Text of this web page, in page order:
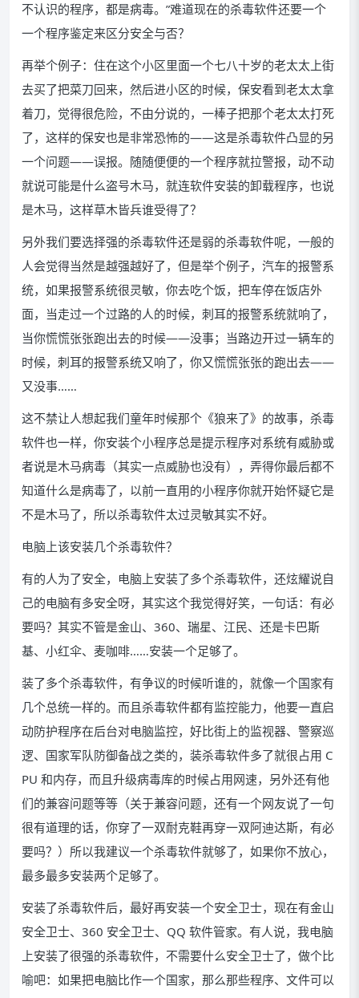
不认识的程序，都是病毒。”难道现在的杀毒软件还要一个
一个程序鉴定来区分安全与否？
再举个例子：住在这个小区里面一个七八十岁的老太太上街
去买了把菜刀回来，然后进小区的时候，保安看到老太太拿
着刀，觉得很危险，不由分说的，一棒子把那个老太太打死
了，这样的保安也是非常恐怖的——这是杀毒软件凸显的另
一个问题——误报。随随便便的一个程序就拉警报，动不动
就说可能是什么盗号木马，就连软件安装的卸载程序，也说
是木马，这样草木皆兵谁受得了？
另外我们要选择强的杀毒软件还是弱的杀毒软件呢，一般的
人会觉得当然是越强越好了，但是举个例子，汽车的报警系
统，如果报警系统很灵敏，你去吃个饭，把车停在饭店外
面，当走过一个过路的人的时候，刺耳的报警系统就响了，
当你慌慌张张跑出去的时候——没事；当路边开过一辆车的
时候，刺耳的报警系统又响了，你又慌慌张张的跑出去——
又没事……
这不禁让人想起我们童年时候那个《狼来了》的故事，杀毒
软件也一样，你安装个小程序总是提示程序对系统有威胁或
者说是木马病毒（其实一点威胁也没有），弄得你最后都不
知道什么是病毒了，以前一直用的小程序你就开始怀疑它是
不是木马了，所以杀毒软件太过灵敏其实不好。
电脑上该安装几个杀毒软件？
有的人为了安全，电脑上安装了多个杀毒软件，还炫耀说自
己的电脑有多安全呀，其实这个我觉得好笑，一句话：有必
要吗？其实不管是金山、360、瑞星、江民、还是卡巴斯
基、小红伞、麦咖啡……安装一个足够了。
装了多个杀毒软件，有争议的时候听谁的，就像一个国家有
几个总统一样的。而且杀毒软件都有监控能力，他要一直启
动防护程序在后台对电脑监控，好比街上的监视器、警察巡
逻、国家军队防御备战之类的，装杀毒软件多了就很占用 C
PU 和内存，而且升级病毒库的时候占用网速，另外还有他
们的兼容问题等等（关于兼容问题，还有一个网友说了一句
很有道理的话，你穿了一双耐克鞋再穿一双阿迪达斯，有必
要吗？）所以我建议一个杀毒软件就够了，如果你不放心，
最多最多安装两个足够了。
安装了杀毒软件后，最好再安装一个安全卫士，现在有金山
安全卫士、360 安全卫士、QQ 软件管家。有人说，我电脑
上安装了很强的杀毒软件，不需要什么安全卫士了，做个比
喻吧：如果把电脑比作一个国家，那么那些程序、文件可以